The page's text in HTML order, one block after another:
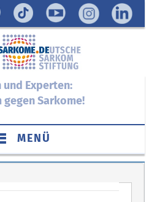
Experten:
gegen Sarkome!
MENÜ